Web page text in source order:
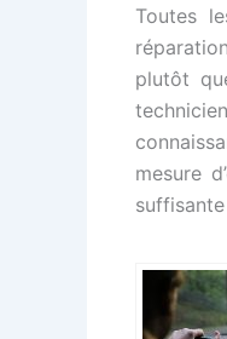
Toutes
plutôt
mesure